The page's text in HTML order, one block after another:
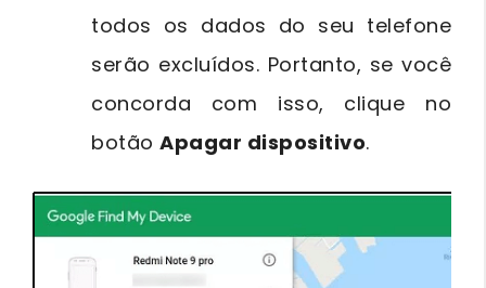
todos os dados do seu telefone
serão excluídos. Portanto, se você
concorda com isso, clique no
botão Apagar dispositivo.